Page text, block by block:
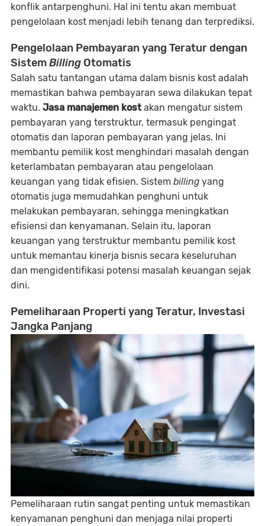
konflik antarpenghuni. Hal ini tentu akan membuat
pengelolaan kost menjadi lebih tenang dan terprediksi.
Pengelolaan Pembayaran yang Teratur dengan
SistemBilling Otomatis
Salah satu tantangan utama dalam bisnis kost adalah
memastikan bahwa pembayaran sewa dilakukan tepat
waktu. Jasa manajemen kostakan mengatur sistem
pembayaran yang terstruktur, termasuk pengingat
otomatis dan laporan pembayaran yang jelas. Ini
membantu pemilik kost menghindari masalah dengan
keterlambatan pembayaran atau pengelolaan
keuangan yang tidak efisien. Sistem billing yang
otomatis juga memudahkan penghuni untuk
melakukan pembayaran, sehingga meningkatkan
efisiensi dan kenyamanan. Selain itu, laporan
keuangan yang terstruktur membantu pemilik kost
untuk memantau kinerja bisnis secara keseluruhan
dan mengidentifikasi potensi masalah keuangan sejak
dini.
Pemeliharaan Properti yang Teratur, Investasi
Jangka Panjang
Pemeliharaan rutin sangat penting untuk memastikan
kenyamanan penghuni dan menjaga nilai properti